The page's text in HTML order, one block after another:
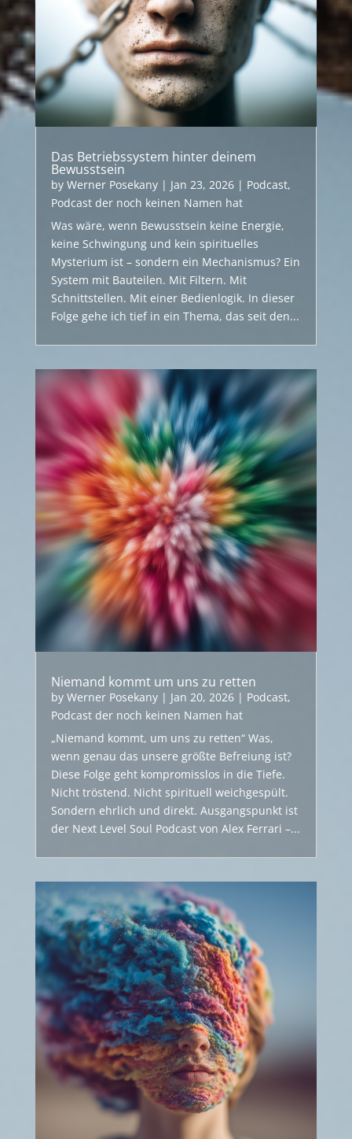
Das Betriebssystem hinter deinem
Bewusstsein
by Werner Posekany| Jan 23, 2026| Podcast,
Podcast der noch keinen Namen hat
Was wäre, wenn Bewusstsein keine Energie,
keine Schwingung und kein spirituelles
Mysterium ist – sondern ein Mechanismus? Ein
System mit Bauteilen. Mit Filtern. Mit
Schnittstellen. Mit einer Bedienlogik. In dieser
Folge gehe ich tief in ein Thema, das seit den...
Niemand kommt um uns zu retten
by Werner Posekany| Jan 20, 2026| Podcast,
Podcast der noch keinen Namen hat
„Niemand kommt, um uns zu retten“ Was,
wenn genau das unsere größte Befreiung ist?
Diese Folge geht kompromisslos in die Tiefe.
Nicht tröstend. Nicht spirituell weichgespült.
Sondern ehrlich und direkt. Ausgangspunkt ist
der Next Level Soul Podcast von Alex Ferrari –...